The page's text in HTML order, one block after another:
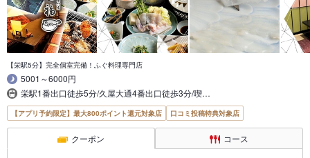
【栄駅5分】完全個室完備！ふぐ料理専門店
5001～6000円
栄駅1番出口徒歩5分/久屋大通4番出口徒歩3分/喫…
【アプリ予約限定】最大800ポイント還元対象店 口コミ投稿特典対象店
クーポン コース